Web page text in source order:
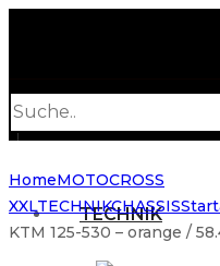
search
TECHNIK
HomeMOTOCROSS
XXLTECHNIKCHASSIS
KTM 125-530 – orange /